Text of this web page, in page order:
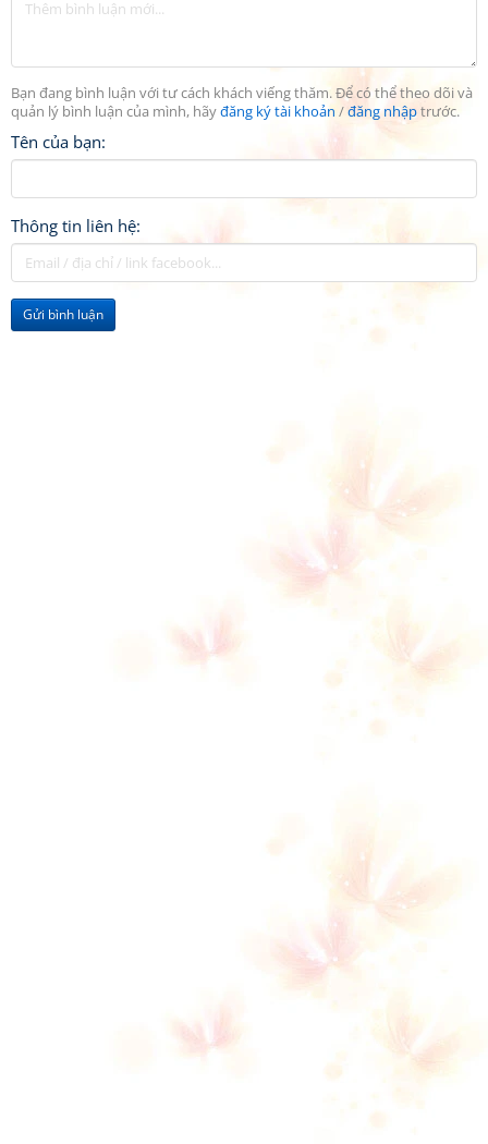
Bạn đang bình luận với tư cách khách viếng thăm. Để có thể theo dõi và
quản lý bình luận của mình, hãyđăng ký tài khoản /đăng nhậptrước.
Tên của bạn:
Thông tin liên hệ:
Gửi bình luận